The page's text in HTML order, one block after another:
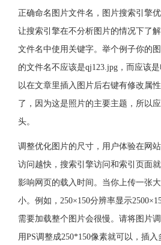
正确命名图片文件名，图片搜索引擎
让搜索引擎在不分析图片的情况下了
文件名中使用关键字。举个例子你的
的文件名不应该是qj123.jpg，而应该
以在文章里插入图片后右键有修改属
了，因为这是照片的主要主题，所以
头。
调整优化图片的尺寸，用户体验在网
访问越快，搜索引擎访问和索引页面
影响网页的载入时间。当你上传一张
小。例如，250×150分辨率显示
需要加载整个图片会很慢。请将图片
用PS调整成250*150像素就可以，插